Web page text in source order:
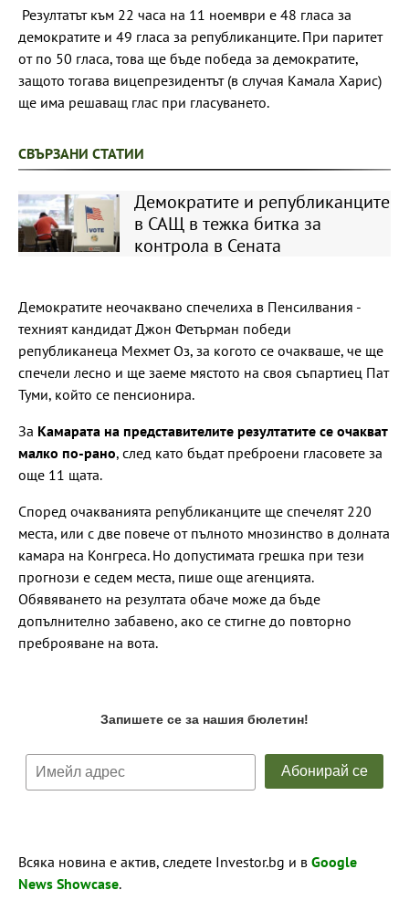
Резултатът към 22 часа на 11 ноември е 48 гласа за
демократите и 49 гласа за републиканците. При паритет
от по 50 гласа, това ще бъде победа за демократите,
защото тогава вицепрезидентът (в случая Камала Харис)
ще има решаващ глас при гласуването.
СВЪРЗАНИ СТАТИИ
Демократите и републиканците
в САЩ в тежка битка за
контрола в Сената
Демократите неочаквано спечелиха в Пенсилвания -
техният кандидат Джон Фетърман победи
републиканеца Мехмет Оз, за когото се очакваше, че ще
спечели лесно и ще заеме мястото на своя съпартиец Пат
Туми, който се пенсионира.
За Камарата на представителите резултатите се очакват
малко по-рано, след като бъдат преброени гласовете за
още 11 щата.
Според очакванията републиканците ще спечелят 220
места, или с две повече от пълното мнозинство в долната
камара на Конгреса. Но допустимата грешка при тези
прогнози е седем места, пише още агенцията.
Обявяването на резултата обаче може да бъде
допълнително забавено, ако се стигне до повторно
преброяване на вота.
Всяка новина е актив, следете Investor.bg и в Google
News Showcase.